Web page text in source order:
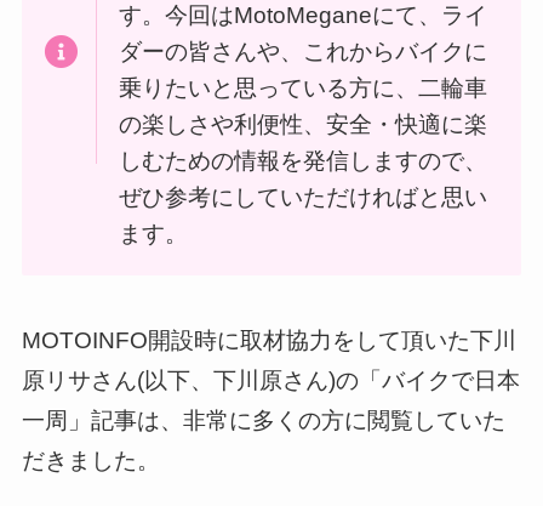
す。今回はMotoMeganeにて、ライ
ダーの皆さんや、これからバイクに
乗りたいと思っている方に、二輪車
の楽しさや利便性、安全・快適に楽
しむための情報を発信しますので、
ぜひ参考にしていただければと思い
ます。
MOTOINFO開設時に取材協力をして頂いた下川
原リサさん(以下、下川原さん)の「バイクで日本
一周」記事は、非常に多くの方に閲覧していた
だきました。